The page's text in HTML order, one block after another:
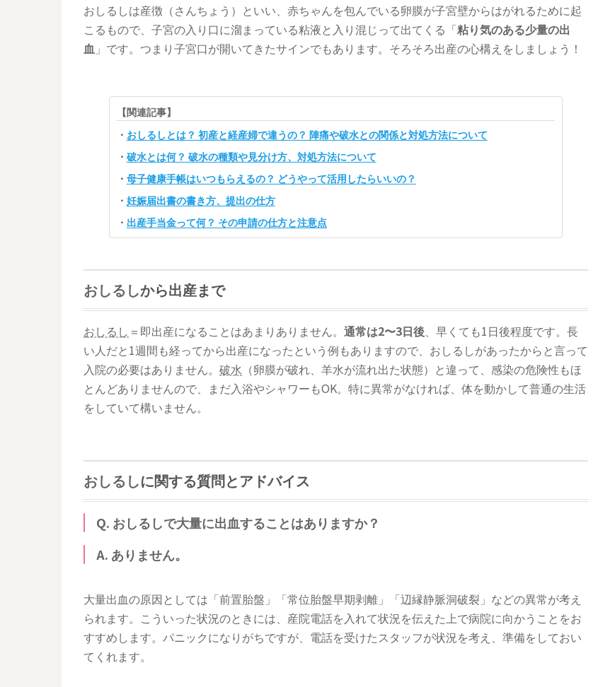
おしるしは産徴（さんちょう）といい、赤ちゃんを包んでいる卵膜が子宮壁からはがれるために起
こるもので、子宮の入り口に溜まっている粘液と入り混じって出てくる「粘り気のある少量の出
血 」です。つまり子宮口が開いてきたサインでもあります。そろそろ出産の心構えをしましょう！
【関連記事】
・ おしるしとは？ 初産と経産婦で違うの？ 陣痛や破水との関係と対処方法について
・ 破水とは何？ 破水の種類や見分け方、対処方法について
・ 母子健康手帳はいつもらえるの？ どうやって活用したらいいの？
・ 妊娠届出書の書き方、提出の仕方
・ 出産手当金って何？ その申請の仕方と注意点
おしるしから出産まで
おしるし ＝即出産になることはあまりありません。 通常は2〜3日後 、早くても1日後程度です。長
い人だと1週間も経ってから出産になったという例もありますので、おしるしがあったからと言って
入院の必要はありません。 破水 （卵膜が破れ、羊水が流れ出た状態）と違って、感染の危険性もほ
とんどありませんので、まだ入浴やシャワーもOK。特に異常がなければ、体を動かして普通の生活
をしていて構いません。
おしるしに関する質問とアドバイス
Q. おしるしで大量に出血することはありますか？
A. ありません。
大量出血の原因としては「前置胎盤」「常位胎盤早期剥離」「辺縁静脈洞破裂」などの異常が考え
られます。こういった状況のときには、産院電話を入れて状況を伝えた上で病院に向かうことをお
すすめします。パニックになりがちですが、電話を受けたスタッフが状況を考え、準備をしておい
てくれます。